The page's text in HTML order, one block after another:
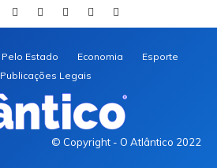
Pelo Estado Economia
Esporte
Publicações Legais
© Copyright - O Atlântico 2022